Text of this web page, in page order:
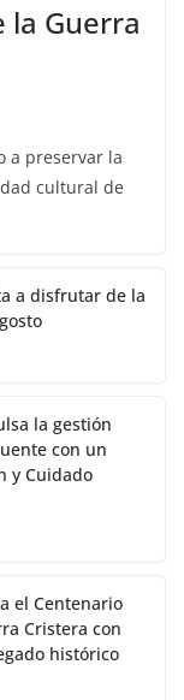
la Guerra
a preservar la
cultural de
a disfrutar de la
la gestión
con un
y Cuidado
el Centenario
Cristera con
histórico